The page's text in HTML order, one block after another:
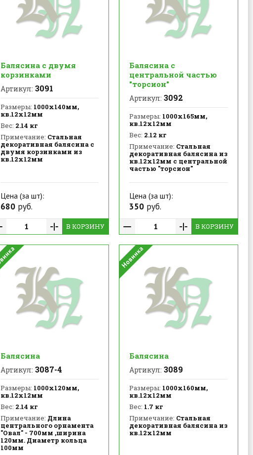
Балясина с двумя
корзинками
Артикул: 3091
Размеры: 1000х140мм,
кв.12х12мм
Вес: 2.14 кг
Примечание: Стальная
декоративная балясина с
двумя корзинками из
кв.12х12мм
Цена (за шт):
680руб.
В КОРЗИНУ
Балясина с
центральной частью
"торсион"
Артикул: 3092
Размеры: 1000х165мм,
кв.12х12мм
Вес: 2.12 кг
Примечание: Стальная
декоративная балясина из
кв.12х12мм с центральной
частью "торсион"
Цена (за шт):
350 руб.
В КОРЗИНУ
Балясина
Артикул: 3087-4
Размеры: 1000х120мм,
кв.12х12мм
Вес: 2.14 кг
Примечание: Длина
центрального орнамента
"Овал" - 700мм ,ширина
120мм. Диаметр кольца
100мм
Балясина
Артикул: 3089
Размеры: 1000х160мм,
кв.12х12мм
Вес: 1.7 кг
Примечание: Стальная
декоративная балясина из
кв.12х12мм